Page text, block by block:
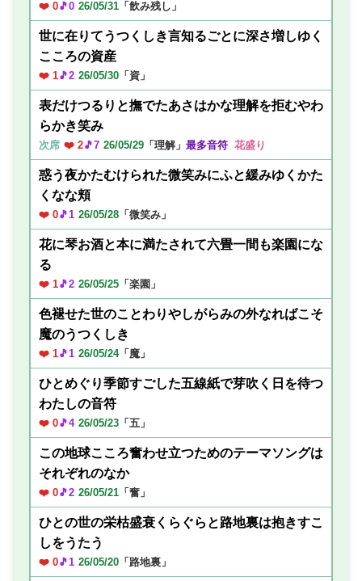
❤️ 0🎵0 26/05/31 「飲み残し」
世に在りてうつくしき言知るごとに深さ増しゆく
こころの資産
❤️ 1🎵2 26/05/30 「資」
表だけつるりと撫でたあさはかな理解を拒むやわ
らかき笑み
次席 ❤️ 2🎵7 26/05/29 「理解」 最多音符 花盛り
惑う夜かたむけられた微笑みにふと緩みゆくかた
くなな頬
❤️ 0🎵1 26/05/28 「微笑み」
花に琴お酒と本に満たされて六畳一間も楽園にな
る
❤️ 1🎵2 26/05/25 「楽園」
色褪せた世のことわりやしがらみの外なればこそ
魔のうつくしき
❤️ 1🎵1 26/05/24「魔」
ひとめぐり季節すごした五線紙で芽吹く日を待つ
わたしの音符
❤️ 0🎵4 26/05/23 「五」
この地球こころ奮わせ立つためのテーマソングは
それぞれのなか
❤️ 0🎵2 26/05/21 「奮」
ひとの世の栄枯盛衰くらぐらと路地裏は抱きすこ
しをうたう
❤️ 0🎵1 26/05/20 「路地裏」